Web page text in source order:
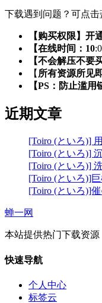
下载遇到问题？可点
【购买权限】
【在线时间：10
【不会解压不要
【 所有资源所见
【PS：防止滥用
近期文章
[Toiro (といろ)]
[Toiro (といろ)]
[Toiro (といろ)]
[Toiro (といろ)]
[Toiro (といろ)]
蝉一网
本站提供热门下载资源
快速导航
个人中心
标签云